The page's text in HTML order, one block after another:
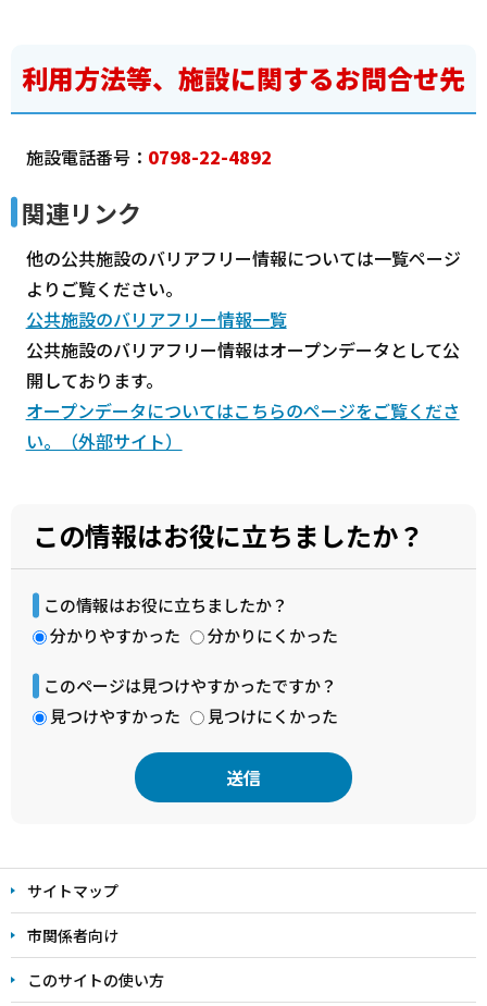
利用方法等、施設に関するお問合せ先
施設電話番号： 0798-22-4892
関連リンク
他の公共施設のバリアフリー情報については一覧ページ
よりご覧ください。
公共施設のバリアフリー情報一覧
公共施設のバリアフリー情報はオープンデータとして公
開しております。
オープンデータについてはこちらのページをご覧くださ
い。（外部サイト）
この情報はお役に立ちましたか？
この情報はお役に立ちましたか？
分かりやすかった
分かりにくかった
このページは見つけやすかったですか？
見つけやすかった
見つけにくかった
文
こ
こ
ま
で
サイトマップ
市関係者向け
このサイトの使い方